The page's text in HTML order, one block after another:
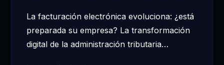
La facturación electrónica evoluciona: ¿está
preparada su empresa? La transformación
digital de la administración tributaria…